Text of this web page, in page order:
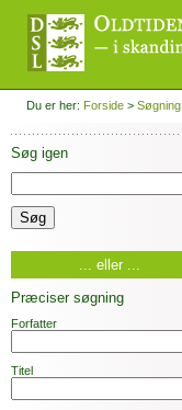
Du er her: Forside > Søgning
Søg igen
... eller ...
Præciser søgning
Forfatter
Titel